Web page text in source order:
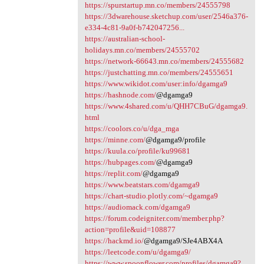
https://spurstartup.mn.co/members/24555798
https://3dwarehouse.sketchup.com/user/2546a376-
e334-4c81-9a0f-b742047256...
https://australian-school-
holidays.mn.co/members/24555702
https://network-66643.mn.co/members/24555682
https://justchatting.mn.co/members/24555651
https://www.wikidot.com/user:info/dgamga9
https://hashnode.com/@dgamga9
https://www.4shared.com/u/QHH7CBuG/dgamga9.
html
https://coolors.co/u/dga_mga
https://minne.com/@dgamga9/profile
https://kuula.co/profile/ku99681
https://hubpages.com/@dgamga9
https://replit.com/@dgamga9
https://www.beatstars.com/dgamga9
https://chart-studio.plotly.com/~dgamga9
https://audiomack.com/dgamga9
https://forum.codeigniter.com/member.php?
action=profile&uid=108877
https://hackmd.io/@dgamga9/SJe4ABX4A
https://leetcode.com/u/dgamga9/